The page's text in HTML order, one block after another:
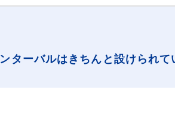
ターバルはきちんと設けられて